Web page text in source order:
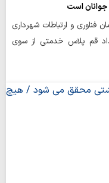
است
فناوری و ارتباطات شهرداری
قم پلاس خدمتی از سوی